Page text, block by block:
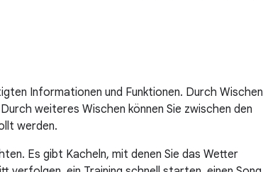
Informationen und Funktionen. Durch Wischen
weiteres Wischen können Sie zwischen den
werden.
Es gibt Kacheln, mit denen Sie das Wetter